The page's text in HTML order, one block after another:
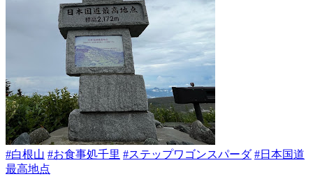
#白根山 #お食事処千里 #ステップワゴンスパーダ #日本国道
最高地点